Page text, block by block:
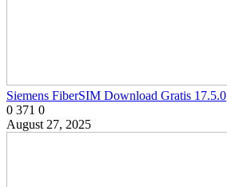
Siemens FiberSIM Download Gratis 17.5.0
0 371 0
August 27, 2025